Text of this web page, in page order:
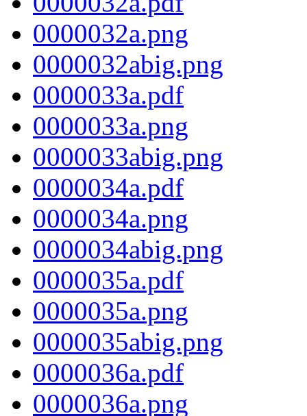
0000032a.png
0000032abig.png
0000033a.pdf
0000033a.png
0000033abig.png
0000034a.pdf
0000034a.png
0000034abig.png
0000035a.pdf
0000035a.png
0000035abig.png
0000036a.pdf
0000036a.png